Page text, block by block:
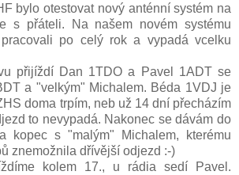
bylo otestovat nový anténní systém na
s přáteli. Na našem novém systému
po celý rok a vypadá vcelku
přijíždí Dan 1TDO a Pavel 1ADT se
a "velkým" Michalem. Béda 1VDJ je
doma trpím, neb už 14 dní přecházím
to nevypadá. Nakonec se dávám do
kopec s "malým" Michalem, kterému
znemožnila dřívější odjezd :-)
kolem 17., u rádia sedí Pavel.